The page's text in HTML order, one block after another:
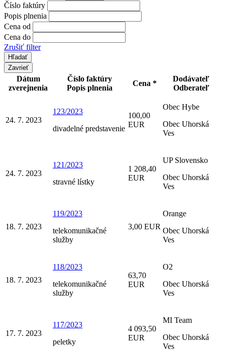
Číslo faktúry
Popis plnenia
Cena od
Cena do
Zrušiť filter
Zavrieť
Dátum
zverejnenia
Číslo faktúry
Popis plnenia
Cena *
Dodávateľ
Odberateľ
24. 7. 2023
123/2023
divadelné predstavenie
100,00
EUR
Obec Hybe
Obec Uhorská
Ves
24. 7. 2023
121/2023
stravné lístky
1 208,40
EUR
UP Slovensko
Obec Uhorská
Ves
18. 7. 2023
119/2023
telekomunikačné
služby
3,00 EUR
Orange
Obec Uhorská
Ves
18. 7. 2023
118/2023
telekomunikačné
služby
63,70
EUR
O2
Obec Uhorská
Ves
17. 7. 2023
117/2023
peletky
4 093,50
EUR
MI Team
Obec Uhorská
Ves